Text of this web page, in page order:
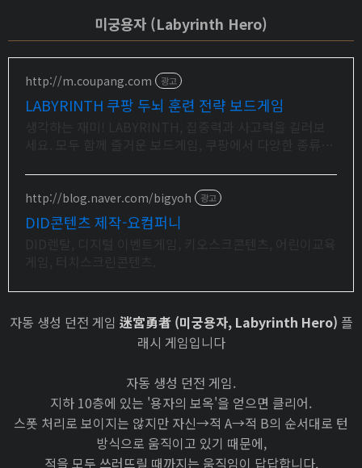
미궁용자 (Labyrinth Hero)
http://m.coupang.com 광고
LABYRINTH 쿠팡 두뇌 훈련 전략 보드게임
http://blog.naver.com/bigyoh 광고
DID콘텐츠 제작-요컴퍼니
자동 생성 던전 게임 迷宮勇者 (미궁용자, Labyrinth Hero) 플
래시 게임입니다
자동 생성 던전 게임.
지하 10층에 있는 '용자의 보옥'을 얻으면 클리어.
스폿 처리로 보이지는 않지만 자신→적 A→적 B의 순서대로 턴
방식으로 움직이고 있기 때문에,
적을 모두 쓰러뜨릴 때까지는 움직임이 답답합니다.